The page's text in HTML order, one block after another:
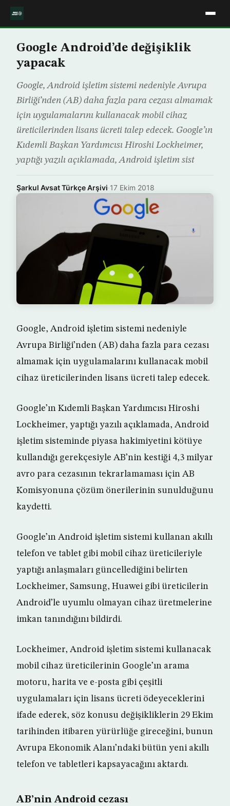
Google Android’de değişiklik
yapacak
Google, Android işletim sistemi nedeniyle Avrupa
Birliği’nden (AB) daha fazla para cezası almamak
için uygulamalarını kullanacak mobil cihaz
üreticilerinden lisans ücreti talep edecek. Google’ın
Kıdemli Başkan Yardımcısı Hiroshi Lockheimer,
yaptığı yazılı açıklamada, Android işletim sist
Şarkul Avsat Türkçe Arşivi·17 Ekim 2018
Google, Android işletim sistemi nedeniyle
Avrupa Birliği’nden (AB) daha fazla para cezası
almamak için uygulamalarını kullanacak mobil
cihaz üreticilerinden lisans ücreti talep edecek.
Google’ın Kıdemli Başkan Yardımcısı Hiroshi
Lockheimer, yaptığı yazılı açıklamada, Android
işletim sisteminde piyasa hakimiyetini kötüye
kullandığı gerekçesiyle AB’nin kestiği 4,3 milyar
avro para cezasının tekrarlamaması için AB
Komisyonuna çözüm önerilerinin sunulduğunu
kaydetti.
Google’ın Android işletim sistemi kullanan akıllı
telefon ve tablet gibi mobil cihaz üreticileriyle
yaptığı anlaşmaları güncellediğini belirten
Lockheimer, Samsung, Huawei gibi üreticilerin
Android’le uyumlu olmayan cihaz üretmelerine
imkan tanındığını bildirdi.
Lockheimer, Android işletim sistemi kullanacak
mobil cihaz üreticilerinin Google’ın arama
motoru, harita ve e-posta gibi çeşitli
uygulamaları için lisans ücreti ödeyeceklerini
ifade ederek, söz konusu değişikliklerin 29 Ekim
tarihinden itibaren yürürlüğe gireceğini, bunun
Avrupa Ekonomik Alanı’ndaki bütün yeni akıllı
telefon ve tabletleri kapsayacağını aktardı.
AB’nin Android cezası